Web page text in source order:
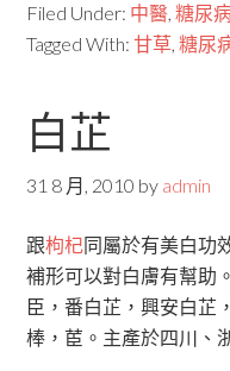
Filed Under: 中醫,糖尿
Tagged With:甘草,糖尿
白芷
31 8 月, 2010 by admin
跟枸杞同屬於有美白功
補形可以對白膚有幫助
臣，番白芷，興安白芷
棒，茞。主產於四川、